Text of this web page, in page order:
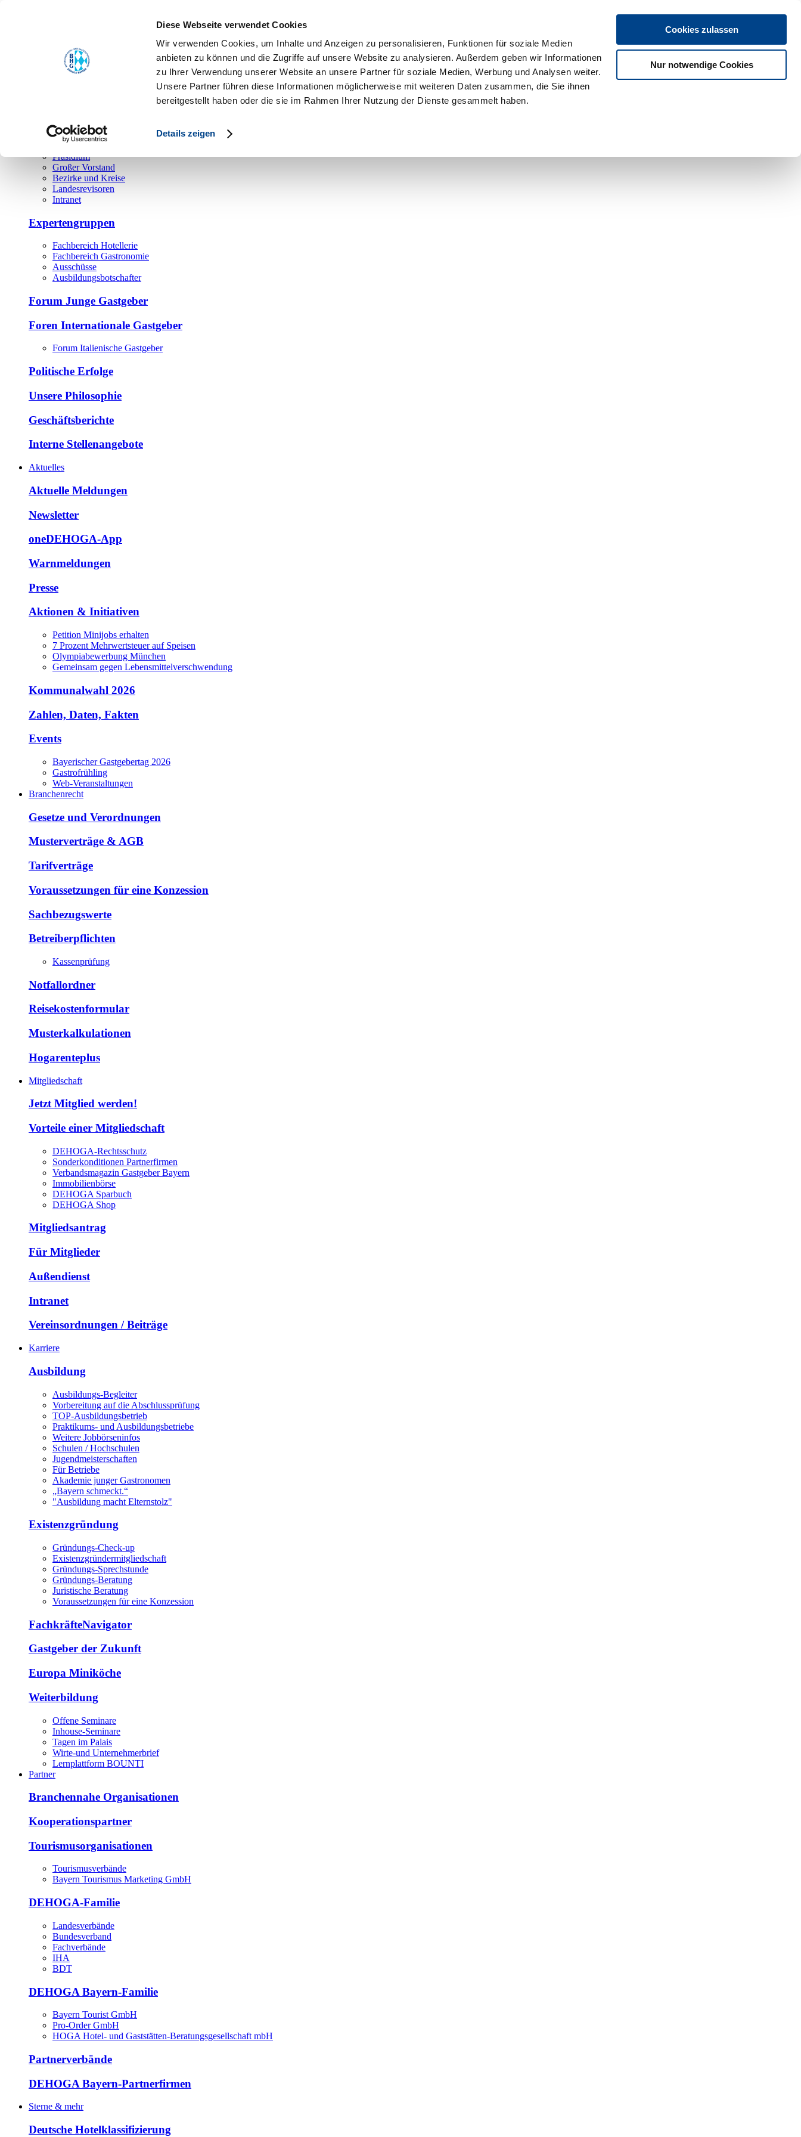
Diese Webseite verwendet Cookies
Wir verwenden Cookies, um Inhalte und Anzeigen zu personalisieren, Funktionen für soziale Medien
anbieten zu können und die Zugriffe auf unsere Website zu analysieren. Außerdem geben wir Informationen
zu Ihrer Verwendung unserer Website an unsere Partner für soziale Medien, Werbung und Analysen weiter.
Unsere Partner führen diese Informationen möglicherweise mit weiteren Daten zusammen, die Sie ihnen
bereitgestellt haben oder die sie im Rahmen Ihrer Nutzung der Dienste gesammelt haben.
Details zeigen
Cookies zulassen
Nur notwendige Cookies
Hauptamt
Bezirks- und Regionalgeschäftsstellen
Ehrenamt
Präsidium
Großer Vorstand
Bezirke und Kreise
Landesrevisoren
Intranet
Expertengruppen
Fachbereich Hotellerie
Fachbereich Gastronomie
Ausschüsse
Ausbildungsbotschafter
Forum Junge Gastgeber
Foren Internationale Gastgeber
Forum Italienische Gastgeber
Politische Erfolge
Unsere Philosophie
Geschäftsberichte
Interne Stellenangebote
Aktuelles
Aktuelle Meldungen
Newsletter
oneDEHOGA-App
Warnmeldungen
Presse
Aktionen & Initiativen
Petition Minijobs erhalten
7 Prozent Mehrwertsteuer auf Speisen
Olympiabewerbung München
Gemeinsam gegen Lebensmittelverschwendung
Kommunalwahl 2026
Zahlen, Daten, Fakten
Events
Bayerischer Gastgebertag 2026
Gastrofrühling
Web-Veranstaltungen
Branchenrecht
Gesetze und Verordnungen
Musterverträge & AGB
Tarifverträge
Voraussetzungen für eine Konzession
Sachbezugswerte
Betreiberpflichten
Kassenprüfung
Notfallordner
Reisekostenformular
Musterkalkulationen
Hogarenteplus
Mitgliedschaft
Jetzt Mitglied werden!
Vorteile einer Mitgliedschaft
DEHOGA-Rechtsschutz
Sonderkonditionen Partnerfirmen
Verbandsmagazin Gastgeber Bayern
Immobilienbörse
DEHOGA Sparbuch
DEHOGA Shop
Mitgliedsantrag
Für Mitglieder
Außendienst
Intranet
Vereinsordnungen / Beiträge
Karriere
Ausbildung
Ausbildungs-Begleiter
Vorbereitung auf die Abschlussprüfung
TOP-Ausbildungsbetrieb
Praktikums- und Ausbildungsbetriebe
Weitere Jobbörseninfos
Schulen / Hochschulen
Jugendmeisterschaften
Für Betriebe
Akademie junger Gastronomen
„Bayern schmeckt.“
"Ausbildung macht Elternstolz"
Existenzgründung
Gründungs-Check-up
Existenzgründermitgliedschaft
Gründungs-Sprechstunde
Gründungs-Beratung
Juristische Beratung
Voraussetzungen für eine Konzession
FachkräfteNavigator
Gastgeber der Zukunft
Europa Miniköche
Weiterbildung
Offene Seminare
Inhouse-Seminare
Tagen im Palais
Wirte-und Unternehmerbrief
Lernplattform BOUNTI
Partner
Branchennahe Organisationen
Kooperationspartner
Tourismusorganisationen
Tourismusverbände
Bayern Tourismus Marketing GmbH
DEHOGA-Familie
Landesverbände
Bundesverband
Fachverbände
IHA
BDT
DEHOGA Bayern-Familie
Bayern Tourist GmbH
Pro-Order GmbH
HOGA Hotel- und Gaststätten-Beratungsgesellschaft mbH
Partnerverbände
DEHOGA Bayern-Partnerfirmen
Sterne & mehr
Deutsche Hotelklassifizierung